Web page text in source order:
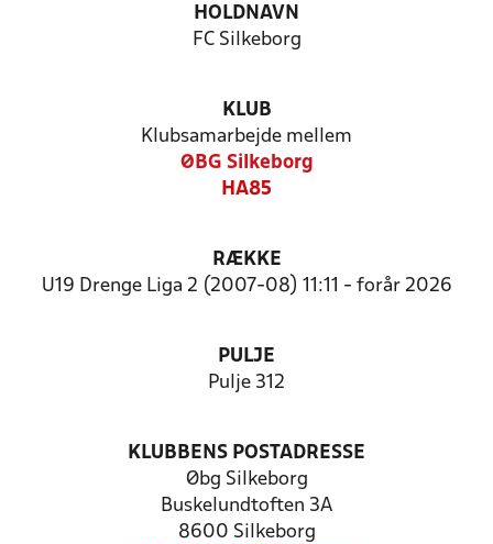
HOLDNAVN
FC Silkeborg
KLUB
Klubsamarbejde mellem
ØBG Silkeborg
HA85
RÆKKE
U19 Drenge Liga 2 (2007-08) 11:11 - forår 2026
PULJE
Pulje 312
KLUBBENS POSTADRESSE
Øbg Silkeborg
Buskelundtoften 3A
8600 Silkeborg